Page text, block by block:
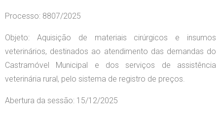
Processo: 8807/2025
Objeto: Aquisição de materiais cirúrgicos e insumos
veterinários, destinados ao atendimento das demandas do
Castramóvel Municipal e dos serviços de assistência
veterinária rural, pelo sistema de registro de preços.
Abertura da sessão: 15/12/2025